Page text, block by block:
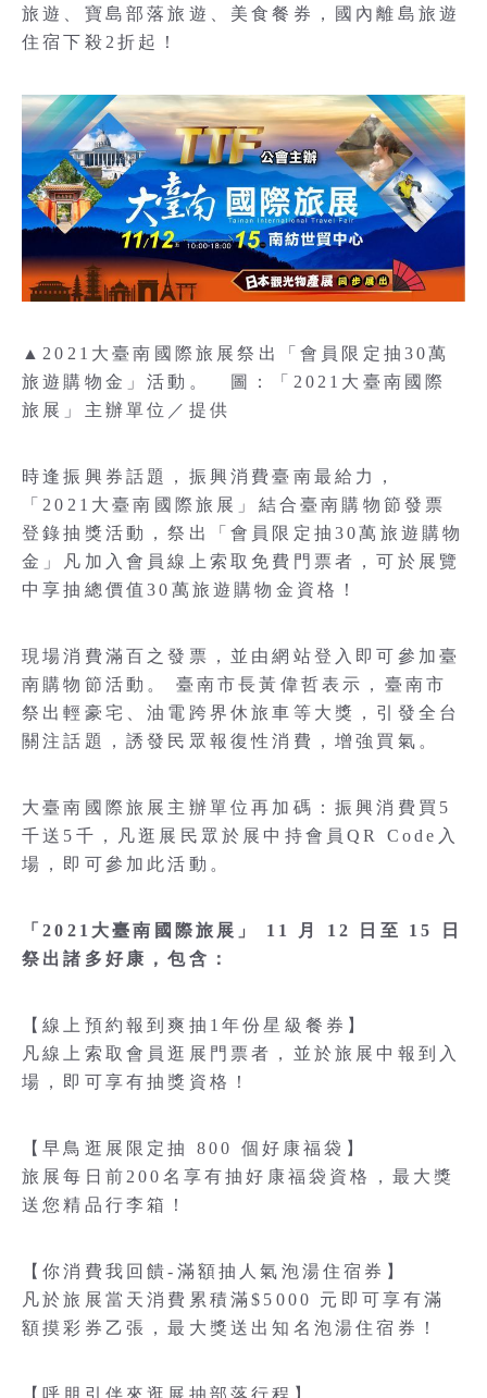
旅遊、寶島部落旅遊、美食餐券，國內離島旅遊
住宿下殺2折起！
▲2021大臺南國際旅展祭出「會員限定抽30萬
旅遊購物金」活動。 圖：「2021大臺南國際
旅展」主辦單位／提供
時逢振興券話題，振興消費臺南最給力，
「2021大臺南國際旅展」結合臺南購物節發票
登錄抽獎活動，祭出「會員限定抽30萬旅遊購物
金」凡加入會員線上索取免費門票者，可於展覽
中享抽總價值30萬旅遊購物金資格！
現場消費滿百之發票，並由網站登入即可參加臺
南購物節活動。 臺南市長黃偉哲表示，臺南市
祭出輕豪宅、油電跨界休旅車等大獎，引發全台
關注話題，誘發民眾報復性消費，增強買氣。
大臺南國際旅展主辦單位再加碼：振興消費買5
千送5千，凡逛展民眾於展中持會員QR Code入
場，即可參加此活動。
「2021大臺南國際旅展」 11 月 12 日至 15 日
祭出諸多好康，包含：
【線上預約報到爽抽1年份星級餐券】
凡線上索取會員逛展門票者，並於旅展中報到入
場，即可享有抽獎資格！
【早鳥逛展限定抽 800 個好康福袋】
旅展每日前200名享有抽好康福袋資格，最大獎
送您精品行李箱！
【你消費我回饋-滿額抽人氣泡湯住宿券】
凡於旅展當天消費累積滿$5000 元即可享有滿
額摸彩券乙張，最大獎送出知名泡湯住宿券！
【呼朋引伴來逛展抽部落行程】